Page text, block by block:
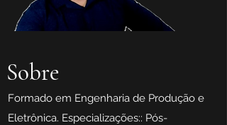
Sobre
Formado em Engenharia de Produção e
Eletrônica. Especializações:: Pós-